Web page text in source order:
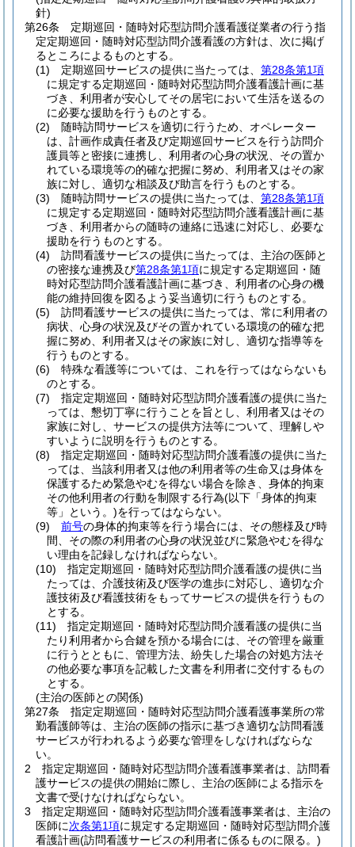
針)
第26条
定期巡回・随時対応型訪問介護看護従業者の行う指
定定期巡回・随時対応型訪問介護看護の方針は、次に掲げ
るところによるものとする。
(1)
定期巡回サービスの提供に当たっては、 第28条第1項
に規定する定期巡回・随時対応型訪問介護看護計画に基
づき、利用者が安心してその居宅において生活を送るの
に必要な援助を行うものとする。
(2)
随時訪問サービスを適切に行うため、オペレーター
は、計画作成責任者及び定期巡回サービスを行う訪問介
護員等と密接に連携し、利用者の心身の状況、その置か
れている環境等の的確な把握に努め、利用者又はその家
族に対し、適切な相談及び助言を行うものとする。
(3)
随時訪問サービスの提供に当たっては、 第28条第1項
に規定する定期巡回・随時対応型訪問介護看護計画に基
づき、利用者からの随時の連絡に迅速に対応し、必要な
援助を行うものとする。
(4)
訪問看護サービスの提供に当たっては、主治の医師と
の密接な連携及び第28条第1項に規定する定期巡回・随
時対応型訪問介護看護計画に基づき、利用者の心身の機
能の維持回復を図るよう妥当適切に行うものとする。
(5)
訪問看護サービスの提供に当たっては、常に利用者の
病状、心身の状況及びその置かれている環境の的確な把
握に努め、利用者又はその家族に対し、適切な指導等を
行うものとする。
(6)
特殊な看護等については、これを行ってはならないも
のとする。
(7)
指定定期巡回・随時対応型訪問介護看護の提供に当た
っては、懇切丁寧に行うことを旨とし、利用者又はその
家族に対し、サービスの提供方法等について、理解しや
すいように説明を行うものとする。
(8)
指定定期巡回・随時対応型訪問介護看護の提供に当た
っては、当該利用者又は他の利用者等の生命又は身体を
保護するため緊急やむを得ない場合を除き、身体的拘束
その他利用者の行動を制限する行為(以下「身体的拘束
等」という。)を行ってはならない。
(9)
前号の身体的拘束等を行う場合には、その態様及び時
間、その際の利用者の心身の状況並びに緊急やむを得な
い理由を記録しなければならない。
(10)
指定定期巡回・随時対応型訪問介護看護の提供に当
たっては、介護技術及び医学の進歩に対応し、適切な介
護技術及び看護技術をもってサービスの提供を行うもの
とする。
(11)
指定定期巡回・随時対応型訪問介護看護の提供に当
たり利用者から合鍵を預かる場合には、その管理を厳重
に行うとともに、管理方法、紛失した場合の対処方法そ
の他必要な事項を記載した文書を利用者に交付するもの
とする。
(主治の医師との関係)
第27条
指定定期巡回・随時対応型訪問介護看護事業所の常
勤看護師等は、主治の医師の指示に基づき適切な訪問看護
サービスが行われるよう必要な管理をしなければならな
い。
2
指定定期巡回・随時対応型訪問介護看護事業者は、訪問看
護サービスの提供の開始に際し、主治の医師による指示を
文書で受けなければならない。
3
指定定期巡回・随時対応型訪問介護看護事業者は、主治の
医師に次条第1項に規定する定期巡回・随時対応型訪問介護
看護計画(訪問看護サービスの利用者に係るものに限る。)